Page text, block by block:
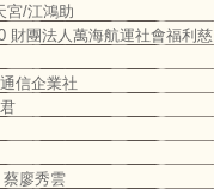
宮/江鴻助
財團法人萬海航運社會福利慈
信企業社
廖秀雲